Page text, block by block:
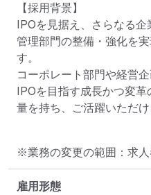
【採用背景】
IPOを見据え、さらなる企
管理部門の整備・強化を
す。
コーポレート部門や経営
IPOを目指す成長かつ変
量を持ち、ご活躍いただけ
※業務の変更の範囲：求
雇用形態